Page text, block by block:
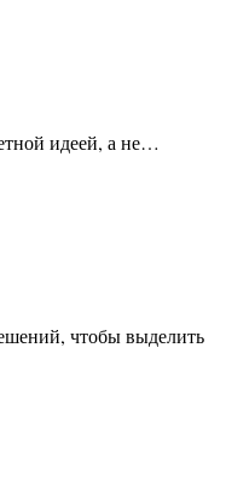
идеей, а не…